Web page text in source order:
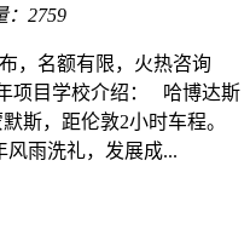
：2759
，名额有限，火热咨询
项目学校介绍： 哈博达斯
斯，距伦敦2小时车程。
风雨洗礼，发展成...